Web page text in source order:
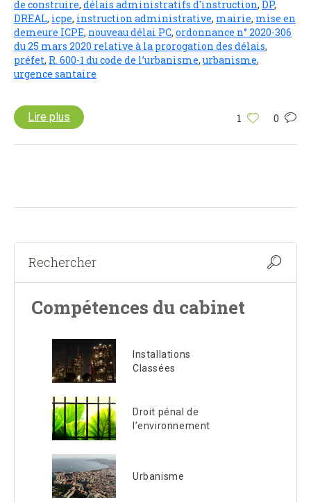
de construire, délais administratifs d'instruction, DP,
DREAL, icpe, instruction administrative, mairie, mise en
demeure ICPE, nouveau délai PC, ordonnance n° 2020-306
du 25 mars 2020 relative à la prorogation des délais,
préfet, R. 600-1 du code de l’urbanisme,urbanisme,
urgence santaire
1 0
Lire plus
Compétences du cabinet
Installations
Classées
Droit pénal de
l’environnement
Urbanisme